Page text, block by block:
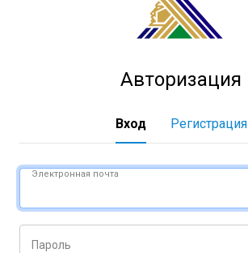
Авторизация
Вход Регистрация
Электронная почта
Пароль